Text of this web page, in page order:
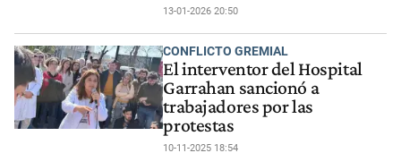
13-01-2026 20:50
CONFLICTO GREMIAL
El interventor del Hospital
Garrahan sancionó a
trabajadores por las
protestas
10-11-2025 18:54